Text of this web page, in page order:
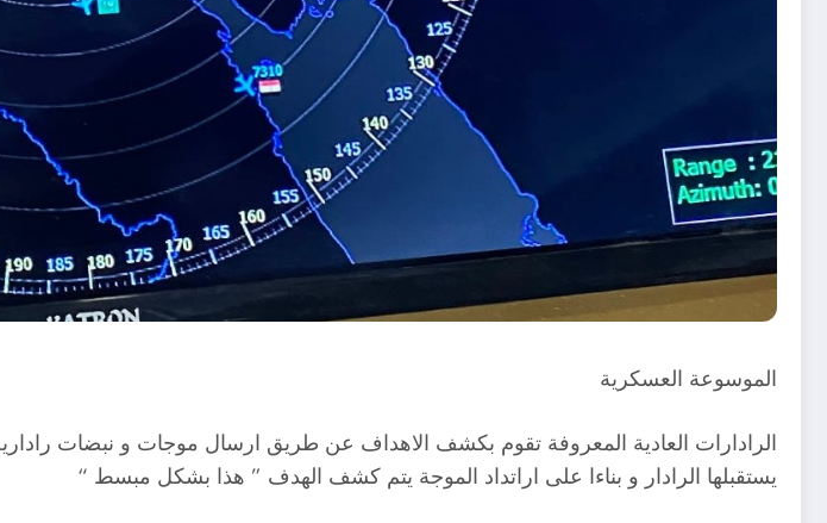
الموسوعة العسكرية
الرادارات العادية المعروفة تقوم بكشف الاهداف عن طريق ارسال موجات و نبضات
يستقبلها الرادار و بناءا على اراتداد الموجة يتم كشف الهدف ” هذا بشكل مبسط “